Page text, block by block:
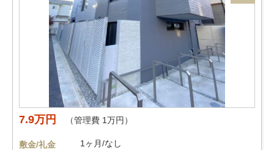
7.9万円 （管理費 1万円）
敷金/礼金
1ヶ月/なし